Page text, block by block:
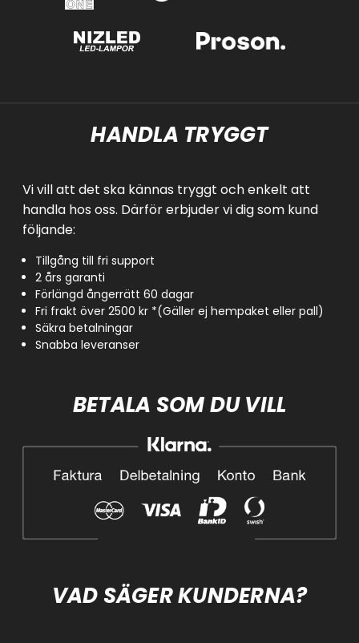
HANDLA TRYGGT
Vi vill att det ska kännas tryggt och enkelt att
handla hos oss. Därför erbjuder vi dig som kund
följande:
Tillgång till fri support
2 års garanti
Förlängd ångerrätt 60 dagar
Fri frakt över 2500 kr *(Gäller ej hempaket eller pall)
Säkra betalningar
Snabba leveranser
BETALA SOM DU VILL
VAD SÄGER KUNDERNA?